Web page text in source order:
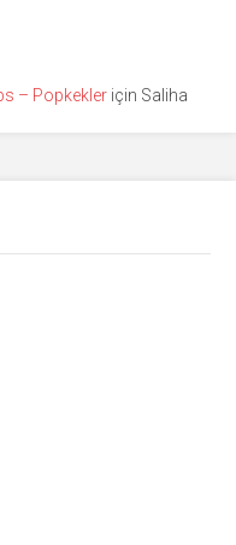
– Popkekler için Saliha